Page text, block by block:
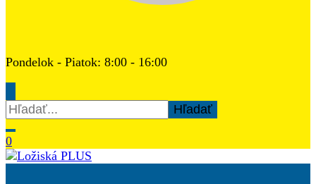
Pondelok - Piatok: 8:00 - 16:00
Hľadať:
0